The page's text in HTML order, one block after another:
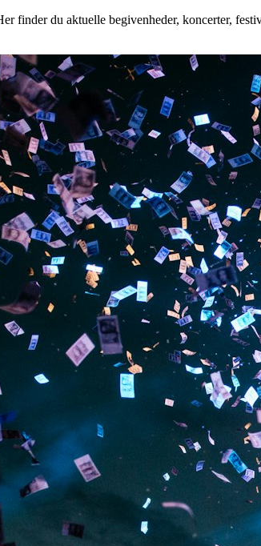
finder du aktuelle begivenheder, koncerter,